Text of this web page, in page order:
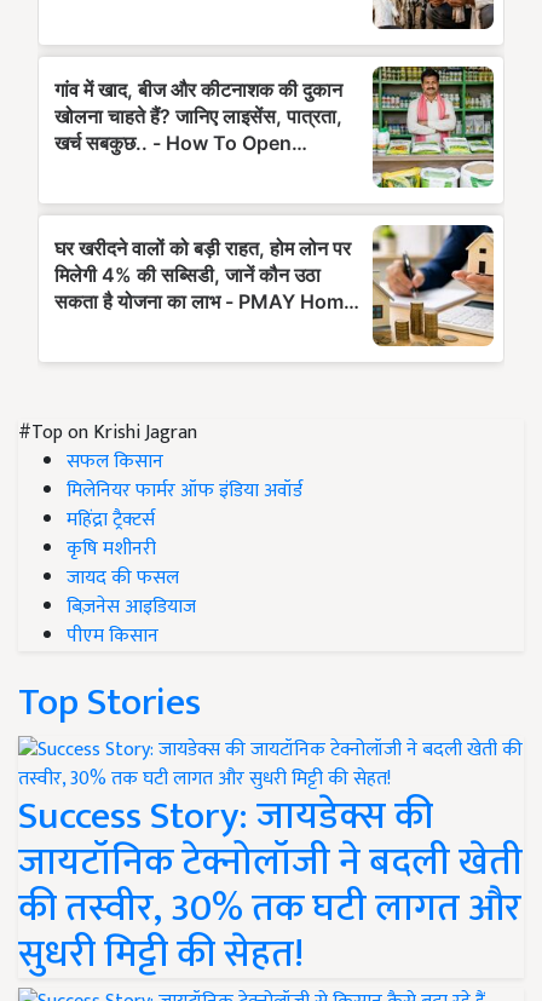
#Top on Krishi Jagran
सफल किसान
मिलेनियर फार्मर ऑफ इंडिया अवॉर्ड
महिंद्रा ट्रैक्टर्स
कृषि मशीनरी
जायद की फसल
बिज़नेस आइडियाज
पीएम किसान
Top Stories
Success Story: जायडेक्स की
जायटॉनिक टेक्नोलॉजी ने बदली खेती
की तस्वीर, 30% तक घटी लागत और
सुधरी मिट्टी की सेहत!